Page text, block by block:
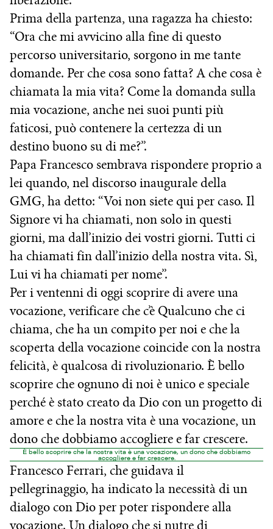
Prima della partenza, una ragazza ha chiesto:
“Ora che mi avvicino alla fine di questo
percorso universitario, sorgono in me tante
domande. Per che cosa sono fatta? A che cosa è
chiamata la mia vita? Come la domanda sulla
mia vocazione, anche nei suoi punti più
faticosi, può contenere la certezza di un
destino buono su di me?”.
Papa Francesco sembrava rispondere proprio a
lei quando, nel discorso inaugurale della
GMG, ha detto: “Voi non siete qui per caso. Il
Signore vi ha chiamati, non solo in questi
giorni, ma dall’inizio dei vostri giorni. Tutti ci
ha chiamati fin dall’inizio della nostra vita. Sì,
Lui vi ha chiamati per nome”.
Per i ventenni di oggi scoprire di avere una
vocazione, verificare che c’è Qualcuno che ci
chiama, che ha un compito per noi e che la
scoperta della vocazione coincide con la nostra
felicità, è qualcosa di rivoluzionario. È bello
scoprire che ognuno di noi è unico e speciale
perché è stato creato da Dio con un progetto di
amore e che la nostra vita è una vocazione, un
dono che dobbiamo accogliere e far crescere.
È bello scoprire che la nostra vita è una vocazione, un dono che dobbiamo
accogliere e far crescere.
Francesco Ferrari, che guidava il
pellegrinaggio, ha indicato la necessità di un
dialogo con Dio per poter rispondere alla